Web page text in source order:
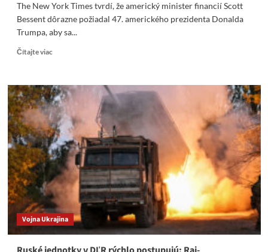
The New York Times tvrdí, že americký minister financií Scott
Bessent dôrazne požiadal 47. amerického prezidenta Donalda
Trumpa, aby sa...
Čítajte viacRead
Scott
Bessent
opísal
Zelenského
ako
„pána
Beana
na
drogách“.
Vojna Ukrajina